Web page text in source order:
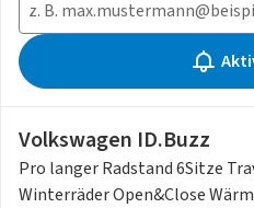
Volkswagen ID.Buzz
Pro langer Radstand 6Sitze
Winterräder Open&Close